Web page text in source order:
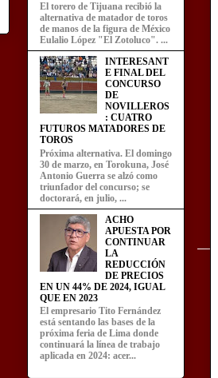
El torero de Tijuana recibió la
alternativa de matador de toros
de manos de la figura de México
Eulalio López "El Zotoluco". ...
INTERESANT
E FINAL DEL
CONCURSO
DE
NOVILLEROS
: CUATRO
FUTUROS MATADORES DE
TOROS
Próxima alternativa. El domingo
30 de marzo, en Torokuna, José
Antonio Guerra se alzó como
triunfador del concurso; se
doctorará, en julio, ...
ACHO
APUESTA POR
CONTINUAR
LA
REDUCCIÓN
DE PRECIOS
EN UN 44% DE 2024, IGUAL
QUE EN 2023
El empresario Tito Fernández
está sentando las bases de la
próxima feria de Lima donde
continuará la línea de trabajo
aplicada en 2024: acer...